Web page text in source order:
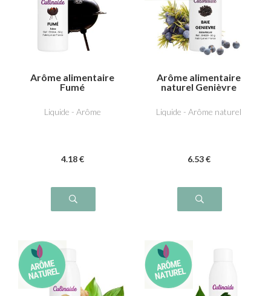
Arôme alimentaire
Fumé
Liquide - Arôme
4.18 €
Arôme alimentaire
naturel Genièvre
Liquide - Arôme naturel
6.53 €